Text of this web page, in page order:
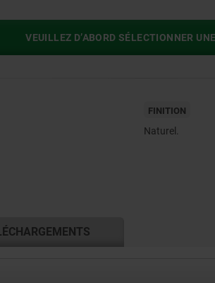
VEUILLEZ D’ABORD SÉLECTIONNER
FINITION
Naturel.